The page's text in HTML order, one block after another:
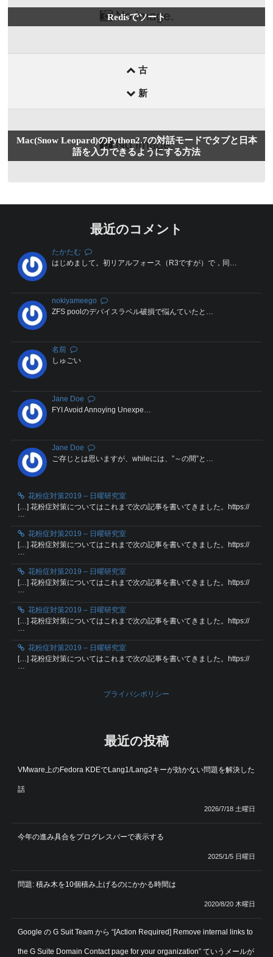
前
記
Redisでソート
古
新
Mac(Snow Leopard)のPython2.7の対話モードでタブと日本
語を入力できるようにする方法
最近のコメント
たかたむ
はじめまして。初リアルフォース（R3ですが）で，同…
nokiyameego
ZFS poolのデバイスラベル破損で悩んていたと…
名前
しゅごい
Jane Doe
FYI Avoid Annoying Unexpe…
Jane Doe
ご存じとは思いますが、whileには、”～の間”と…
花粉症対策2019 – 日曜研究室
[…] 花粉症対策についてはこれまで次の記事を書いてきました。https://
…
花粉症対策2019 – 日曜研究室
[…] 花粉症対策についてはこれまで次の記事を書いてきました。https://
…
花粉症対策2019 – 日曜研究室
[…] 花粉症対策についてはこれまで次の記事を書いてきました。https://
…
花粉症対策2019 – 日曜研究室
[…] 花粉症対策についてはこれまで次の記事を書いてきました。https://
花粉症対策2019 – 日曜研究室
[…] 花粉症対策についてはこれまで次の記事を書いてきました。https://
プライバシポリシー
最近の投稿
VMware上のFedora KDEでLang1/Lang2キーが効かない問題を解決した
話
2026/7/18 土曜日
今年の進み具合をプログレスバーで表示する
2025/1/5 日曜日
問題: 積み木を10個積み上げるのにかかる時間は
2020/8/20 木曜日
Google の G Suit Team から “[Action Required] Remove internal links to
the G Suite Domain Contact page for your organization” ていうメールが